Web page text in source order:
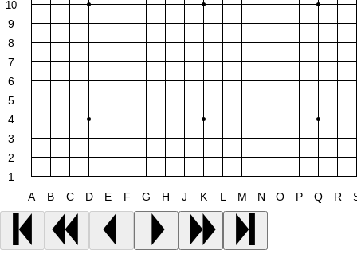
10
9
8
7
6
5
4
3
2
1
A B C D E F G H J K L M N O P Q R